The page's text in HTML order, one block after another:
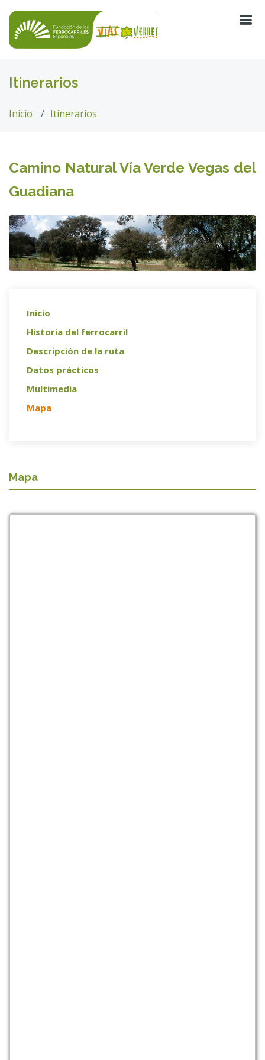
Itinerarios
Inicio Itinerarios
Camino Natural Vía Verde Vegas del
Guadiana
Inicio
Historia del ferrocarril
Descripción de la ruta
Datos prácticos
Multimedia
Mapa
Mapa